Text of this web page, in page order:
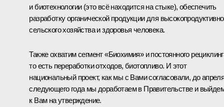
и биотехнологии (это всё находится на стыке), обеспечить
разработку органической продукции для
сельского хозяйства и здоровья человека.
Также охватим сегмент «Биохимия» и постоянного
то есть переработки отходов, биотопливо. И этот
национальный проект, как мы с Вами согласовали, до
следующего года мы доработаем в Правительстве и
к Вам на утверждение.